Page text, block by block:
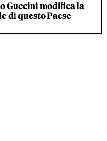
Guccini modifica la
di questo Paese